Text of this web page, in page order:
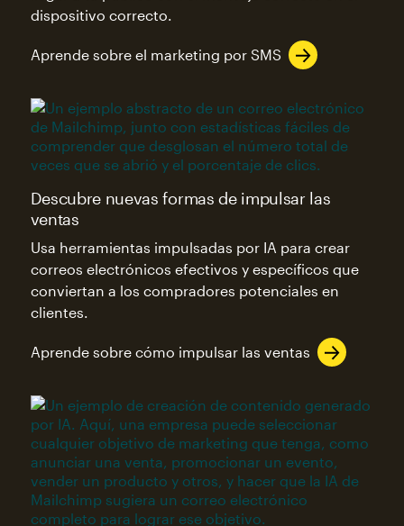
dispositivo correcto.
Aprende sobre el marketing por SMS
Descubre nuevas formas de impulsar las
ventas
Usa herramientas impulsadas por IA para crear
correos electrónicos efectivos y específicos que
conviertan a los compradores potenciales en
clientes.
Aprende sobre cómo impulsar las ventas